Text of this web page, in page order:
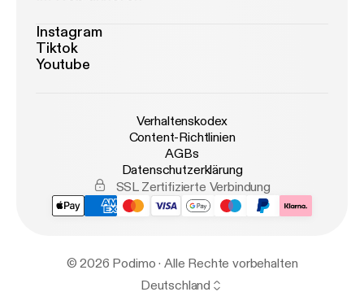
Instagram
Tiktok
Youtube
Verhaltenskodex
Content-Richtlinien
AGBs
Datenschutzerklärung
SSL Zertifizierte Verbindung
© 2026 Podimo · Alle Rechte vorbehalten
Deutschland